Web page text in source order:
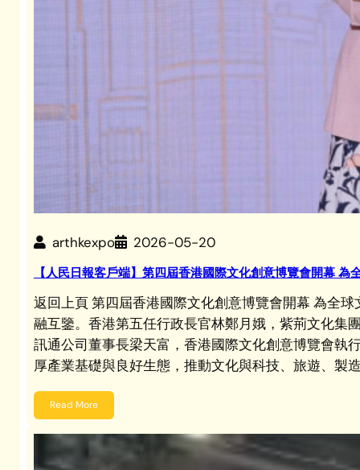
arthkexpo 2026-05-20
【人民日報客戶端】第四屆香港國際文化創意博覽會開幕 為
返回上頁 第四屆香港國際文化創意博覽會開幕 為全
融互鑒。香港第五任行政長官林鄭月娥，紫荊文化集
訊通公司董事長梁天富，香港國際文化創意博覽會
厚產業基礎與良好生態，推動文化與科技、旅遊、製
Read More